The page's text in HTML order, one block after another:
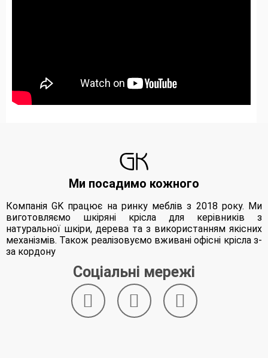
Ми посадимо кожного
Компанія GK працює на ринку меблів з 2018 року. Ми
виготовляємо шкіряні крісла для керівників з
натуральної шкіри, дерева та з використанням якісних
механізмів. Також реалізовуємо вживані офісні крісла з-
за кордону
Соціальні мережі